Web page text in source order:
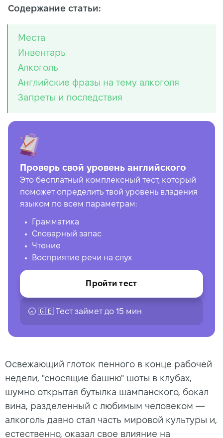
Содержание статьи:
Места
Инвентарь
Алкоголь
Английские фразы на тему алкоголя
Запреты и последствия
Проверь свой уровень английского
Это бесплатный комплексный тест, который
поможет определить твой уровень владения
языком по всем параметрам:
Грамматика
Словарный запас
Чтение
Восприятие речи на слух
Пройти тест
🕣 🇬🇧 Tест займет до 15 мин
Освежающий глоток пенного в конце рабочей
недели, "сносящие башню" шоты в клубах,
шумно открытая бутылка шампанского, бокал
вина, разделенный с любимым человеком —
алкоголь давно стал часть мировой культуры и,
естественно, оказал свое влияние на